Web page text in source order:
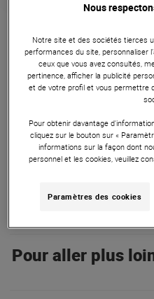
Pédales claviers
Pédale switch fugitif
ARTICLE N° 5281
Accessoires
Caracteristiques
Pour aller plus
Nous
Notre site et des sociétés tierces
performances du site, personnaliser
ceux que vous avez consultés,
pertinence, afficher la publicité
et de votre profil et vous permettre
Pour obtenir davantage
cliquez sur le bouton sur «
informations sur la façon dont
personnel et les cookies, veuillez
Paramètres des cookies